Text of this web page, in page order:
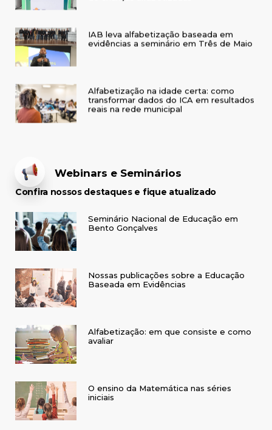
IAB leva alfabetização baseada em
evidências a seminário em Três de Maio
Alfabetização na idade certa: como
transformar dados do ICA em resultados
reais na rede municipal
Webinars e Seminários
Confira nossos destaques e fique atualizado
Seminário Nacional de Educação em
Bento Gonçalves
Nossas publicações sobre a Educação
Baseada em Evidências
Alfabetização: em que consiste e como
avaliar
O ensino da Matemática nas séries
iniciais